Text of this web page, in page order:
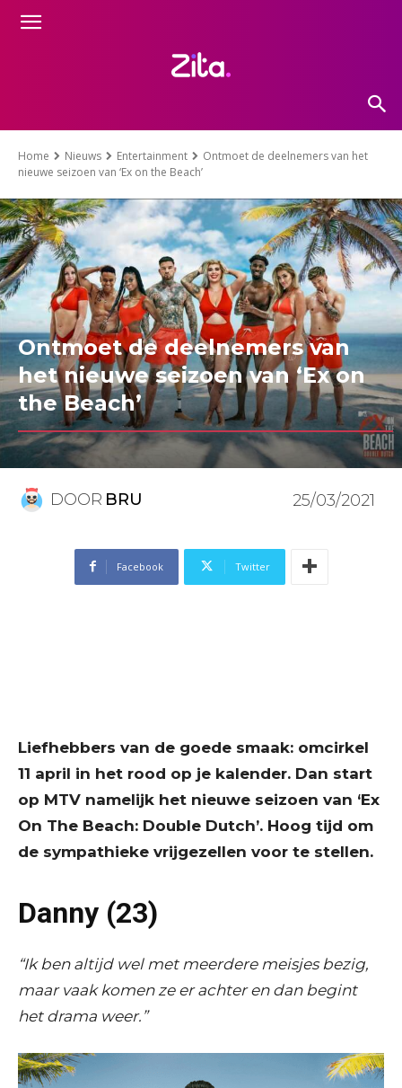
Home Nieuws Entertainment
Ontmoet de deelnemers van het
nieuwe seizoen van ‘Ex on the Beach’
Ontmoet de deelnemers van
het nieuwe seizoen van ‘Ex on
the Beach’
DOOR BRU 25/03/2021
Facebook Twitter
Liefhebbers van de goede smaak: omcirkel
11 april in het rood op je kalender. Dan start
op MTV namelijk het nieuwe seizoen van ‘Ex
On The Beach: Double Dutch’. Hoog tijd om
de sympathieke vrijgezellen voor te stellen.
Danny (23)
“Ik ben altijd wel met meerdere meisjes bezig,
maar vaak komen ze er achter en dan begint
het drama weer.”